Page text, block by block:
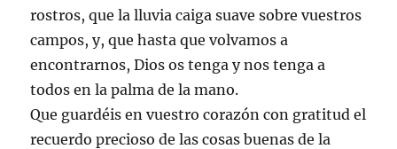
rostros, que la lluvia caiga suave sobre vuestros
campos, y, que hasta que volvamos a
encontrarnos, Dios os tenga y nos tenga a
todos en la palma de la mano.
Que guardéis en vuestro corazón con gratitud el
recuerdo precioso de las cosas buenas de la